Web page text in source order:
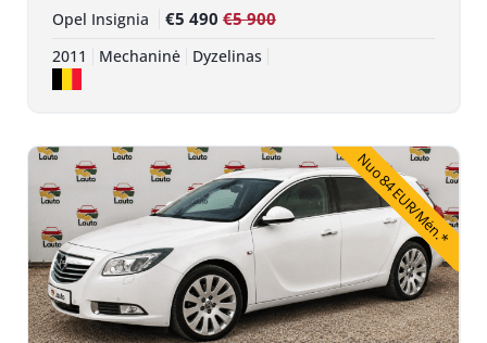
Opel Insignia €5 490 €5 900
2011 Mechaninė Dyzelinas
Nuo 84 EUR/Mėn.*